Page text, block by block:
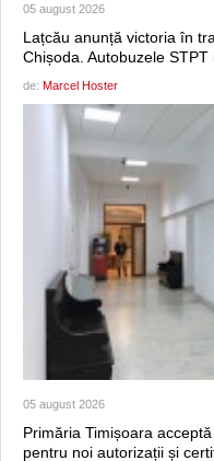
05 august 2026
Lațcău anunță victoria în
Chișoda. Autobuzele
de: Marcel Hoster
05 august 2026
Primăria Timișoara
pentru noi autorizații și